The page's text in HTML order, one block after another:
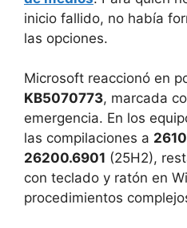
inicio fallido, no había
las opciones.
Microsoft reaccionó en
KB5070773, marcada
emergencia. En los
las compilaciones a
26200.6901 (25H2),
con teclado y ratón en
procedimientos